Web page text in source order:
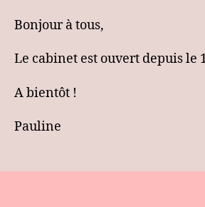
Bonjour à tous,
Le cabinet est ouvert depuis le
A bientôt !
Pauline